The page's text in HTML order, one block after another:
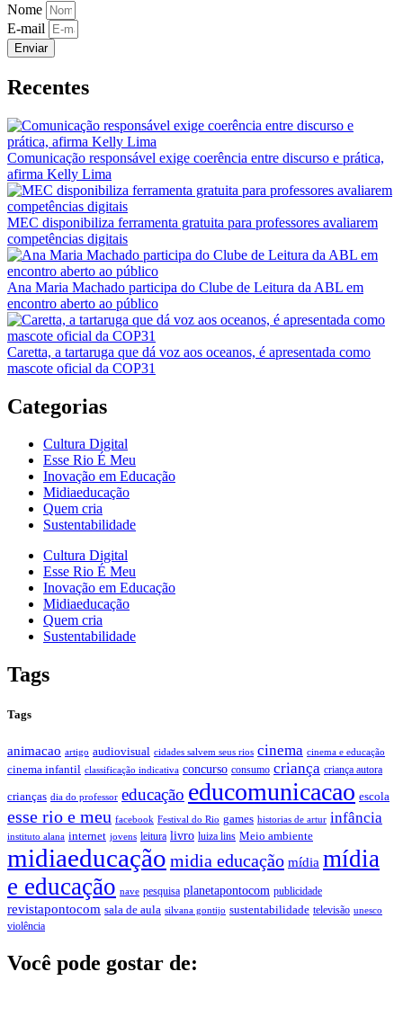
Nome
E-mail
Enviar
Recentes
Comunicação responsável exige coerência entre discurso e prática,
afirma Kelly Lima
MEC disponibiliza ferramenta gratuita para professores avaliarem
competências digitais
Ana Maria Machado participa do Clube de Leitura da ABL em
encontro aberto ao público
Caretta, a tartaruga que dá voz aos oceanos, é apresentada como
mascote oficial da COP31
Categorias
Cultura Digital
Esse Rio É Meu
Inovação em Educação
Midiaeducação
Quem cria
Sustentabilidade
Cultura Digital
Esse Rio É Meu
Inovação em Educação
Midiaeducação
Quem cria
Sustentabilidade
Tags
Tags
animacao artigo audiovisual cidades salvem seus rios cinema cinema e educação
cinema infantil classificação indicativa concurso consumo criança criança autora
crianças dia do professor educação educomunicacao escola
esse rio e meu facebook Festival do Rio games historias de artur infância
instituto alana internet jovens leitura livro luiza lins Meio ambiente
midiaeducação midia educação mídia mídia
e educação nave pesquisa planetapontocom publicidade
revistapontocom sala de aula silvana gontijo sustentabilidade televisão unesco
violência
Você pode gostar de: